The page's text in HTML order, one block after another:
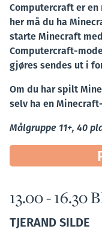
Computercraft er
her må du ha
starte Minecraft
Computercraft-
gjøres sendes ut i
Om du har spilt
selv ha en
Målgruppe 11+, 40
13.00 - 16.30
TJERAND SILDE